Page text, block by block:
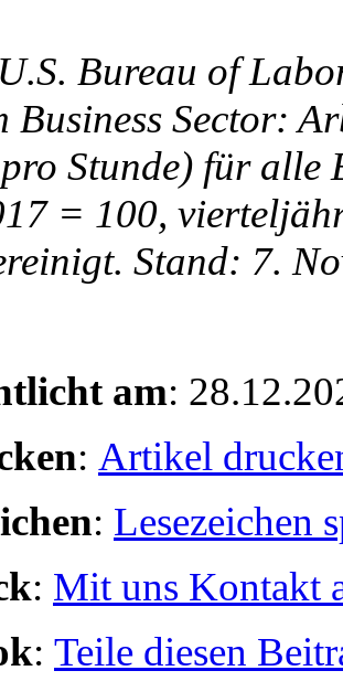
U.S. Bureau of
Business Sector:
Stunde) für alle
= 100,
Stand: 7.
am:
: Artikel
: Lesezeichen
: Mit uns Kontakt
: Teile diesen